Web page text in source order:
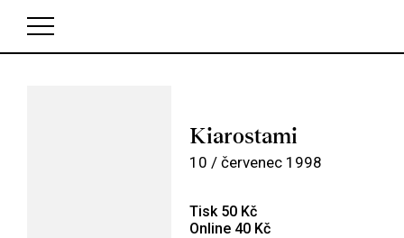
Kiarostami
10 / červenec 1998
Tisk 50 Kč
Online 40 Kč